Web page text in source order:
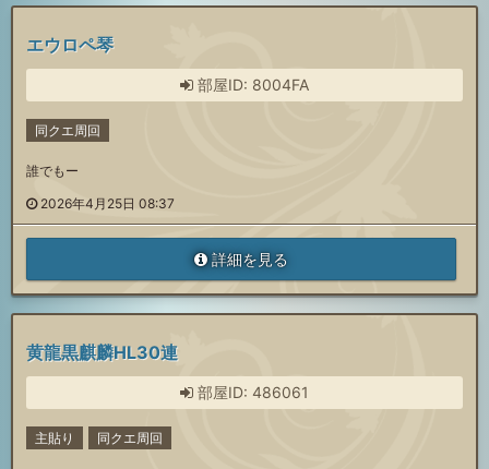
エウロペ琴
部屋ID: 8004FA
同クエ周回
誰でもー
2026年4月25日 08:37
詳細を見る
黄龍黒麒麟HL30連
部屋ID: 486061
主貼り 同クエ周回